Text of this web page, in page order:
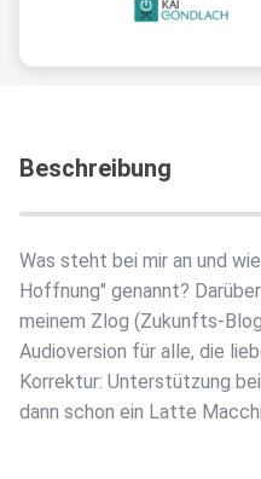
Beschreibung
Was steht bei mir an und
Hoffnung" genannt?
meinem Zlog (Zukunfts-
Audioversion für alle, die
Korrektur: Unterstützung
dann schon ein Latte